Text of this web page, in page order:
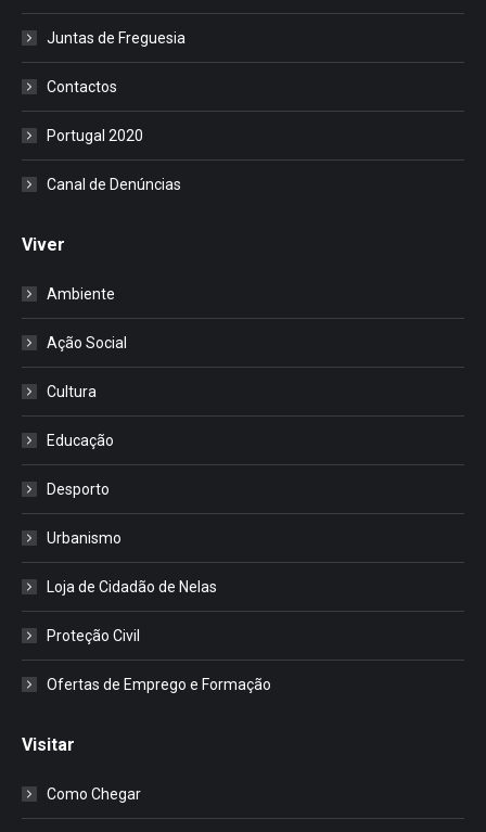
Juntas de Freguesia
Contactos
Portugal 2020
Canal de Denúncias
Viver
Ambiente
Ação Social
Cultura
Educação
Desporto
Urbanismo
Loja de Cidadão de Nelas
Proteção Civil
Ofertas de Emprego e Formação
Visitar
Como Chegar